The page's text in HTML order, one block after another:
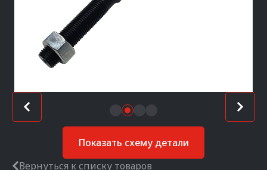
Показать схему детали
Вернуться к списку товаров